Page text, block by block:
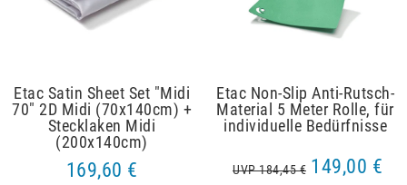
Etac Satin Sheet Set "Midi
70" 2D Midi (70x140cm) +
Stecklaken Midi
(200x140cm)
169,60 €
Etac Non-Slip Anti-Rutsch-
Material 5 Meter Rolle, für
individuelle Bedürfnisse
UVP 184,45 € 149,00 €